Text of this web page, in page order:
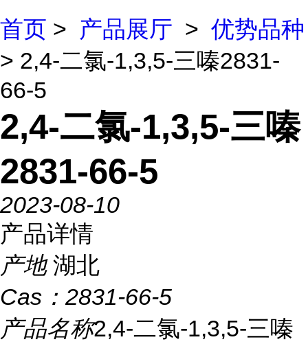
首页 > 产品展厅 > 优势品种
> 2,4-二氯-1,3,5-三嗪2831-
66-5
2,4-二氯-1,3,5-三嗪
2831-66-5
2023-08-10
产品详情
产地 湖北
Cas： 2831-66-5
产品名称2,4-二氯-1,3,5-三嗪